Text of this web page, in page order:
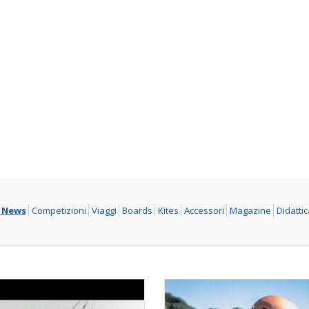
Competizioni Viaggi Boards Kites Accessori Magazine